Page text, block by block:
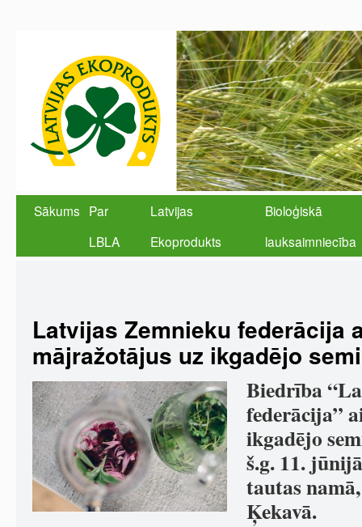
Sākums Par
LBLA
Latvijas
Ekoprodukts
Bioloģiskā
lauksaimniecība
Latvijas Zemnieku federācija
mājražotājus uz ikgadējo
Biedrība
federācija”
ikgadējo
š.g. 11.
tautas
Ķekavā.